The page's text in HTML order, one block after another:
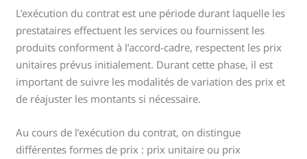
L’exécution du contrat est une période durant laquelle les
prestataires effectuent les services ou fournissent les
produits conforment à l’accord-cadre, respectent les prix
unitaires prévus initialement. Durant cette phase, il est
important de suivre les modalités de variation des prix et
de réajuster les montants si nécessaire.
Au cours de l’exécution du contrat, on distingue
différentes formes de prix : prix unitaire ou prix